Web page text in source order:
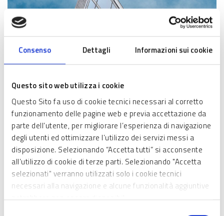
Consenso Dettagli Informazioni sui cookie
Questo sito web utilizza i cookie
Questo Sito fa uso di cookie tecnici necessari al corretto
funzionamento delle pagine web e previa accettazione da
parte dell’utente, per migliorare l’esperienza di navigazione
degli utenti ed ottimizzare l’utilizzo dei servizi messi a
disposizione. Selezionando “Accetta tutti” si acconsente
all’utilizzo di cookie di terze parti. Selezionando "Accetta
selezionati" verranno utilizzati solo i cookie tecnici
necessari alla navigazione e alcune funzionalità aggiuntive
potrebbero non essere disponibili.
SCHEDA INFORMATIVA
Chi può partecipare
Le Istituzioni formative accreditate nella Sezione “A”